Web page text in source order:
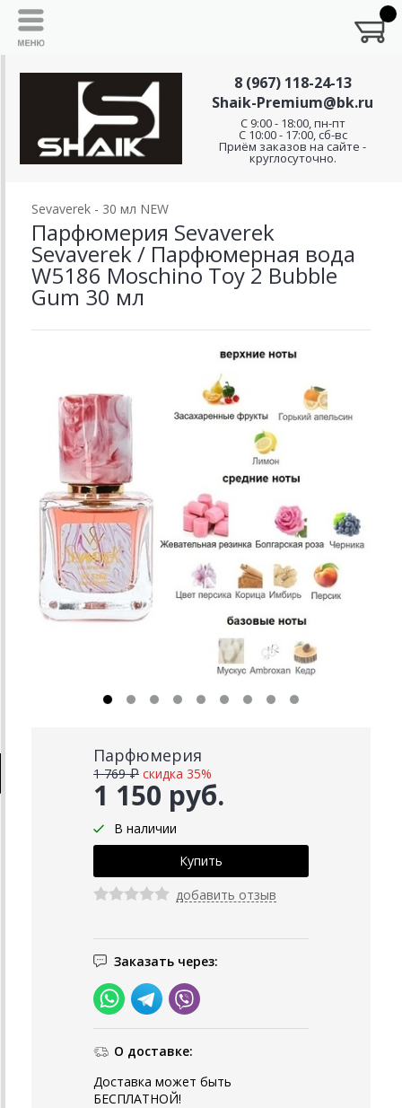
8 (967) 118-24-13
Shaik-Premium@bk.ru
C 9:00 - 18:00, пн-пт
С 10:00 - 17:00, сб-вс
Приём заказов на сайте -
круглосуточно.
Sevaverek - 30 мл NEW
Парфюмерия Sevaverek
Sevaverek / Парфюмерная вода
W5186 Moschino Toy 2 Bubble
Gum 30 мл
Парфюмерия
1 150 руб.
1 769 ₽ скидка 35%
В наличии
добавить отзыв
Заказать через:
О доставке:
Доставка может быть
БЕСПЛАТНОЙ!